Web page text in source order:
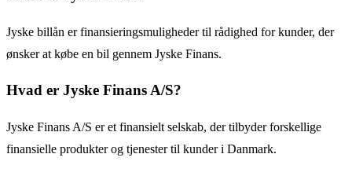
Jyske billån er finansieringsmuligheder til rådighed for kunder, der
ønsker at købe en bil gennem Jyske Finans.
Hvad er Jyske Finans A/S?
Jyske Finans A/S er et finansielt selskab, der tilbyder forskellige
finansielle produkter og tjenester til kunder i Danmark.